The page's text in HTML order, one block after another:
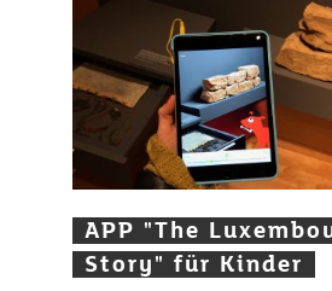
APP "The
Story" für Kinder
APP "The
Story" für Kinder
APP "The
Story" für Kinder